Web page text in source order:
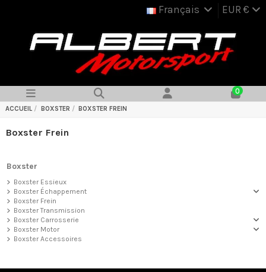
Français EUR €
0
ACCUEIL BOXSTER BOXSTER FREIN
Boxster Frein
Boxster
Boxster Essieux
Boxster Échappement
Boxster Frein
Boxster Transmission
Boxster Carrosserie
Boxster Motor
Boxster Accessoires